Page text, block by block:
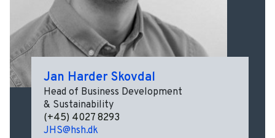
Jan Harder Skovdal
Head of Business Development
& Sustainability
(+45) 4027 8293
JHS@hsh.dk